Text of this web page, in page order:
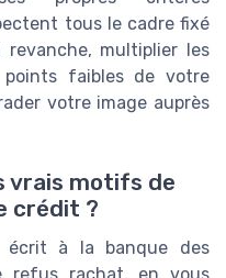
tous le cadre fixé
revanche, multiplier les
points faibles de votre
votre image auprès
vrais motifs de
crédit ?
écrit à la banque des